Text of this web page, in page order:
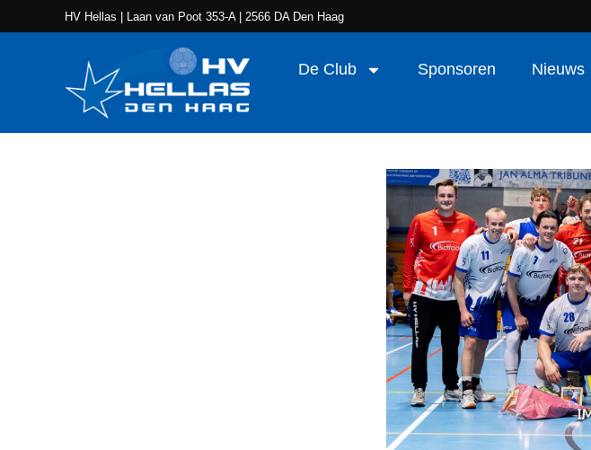
HV Hellas | Laan van Poot 353-A | 2566 DA Den Haag
De Club Sponsoren Nieuws